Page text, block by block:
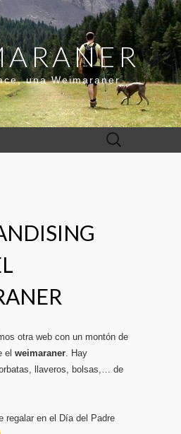
una Weimaraner
Buscar:
otra web con un montón de
el weimaraner. Hay
llaveros, bolsas,… de
regalar en el Día del Padre